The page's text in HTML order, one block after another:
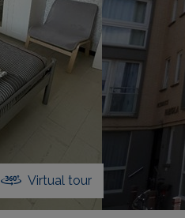
Virtual tour